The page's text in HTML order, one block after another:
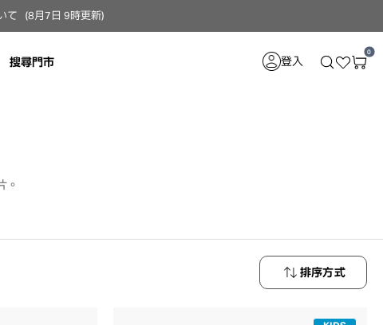
て（8月7日 9時更新）
搜尋門市 登入
0
。
排序方式
最新商品